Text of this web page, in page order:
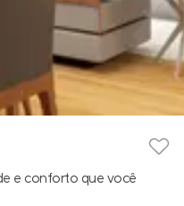
e conforto que você